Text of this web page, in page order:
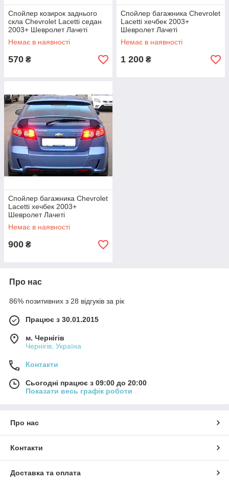
Спойлер козирок заднього
скла Chevrolet Lacetti седан
2003+ Шевролет Лачеті
Немає в наявності
570 ₴
Спойлер багажника Chevrolet
Lacetti хечбек 2003+
Шевролет Лачеті
Немає в наявності
1 200 ₴
Спойлер багажника Chevrolet
Lacetti хечбек 2003+
Шевролет Лачеті
Немає в наявності
900 ₴
Про нас
86% позитивних з 28 відгуків за рік
Працює з 30.01.2015
м. Чернігів
Чернігів, Україна
Контакти
Сьогодні працює з 09:00 до 20:00
Показати весь графік роботи
Про нас
Контакти
Доставка та оплата